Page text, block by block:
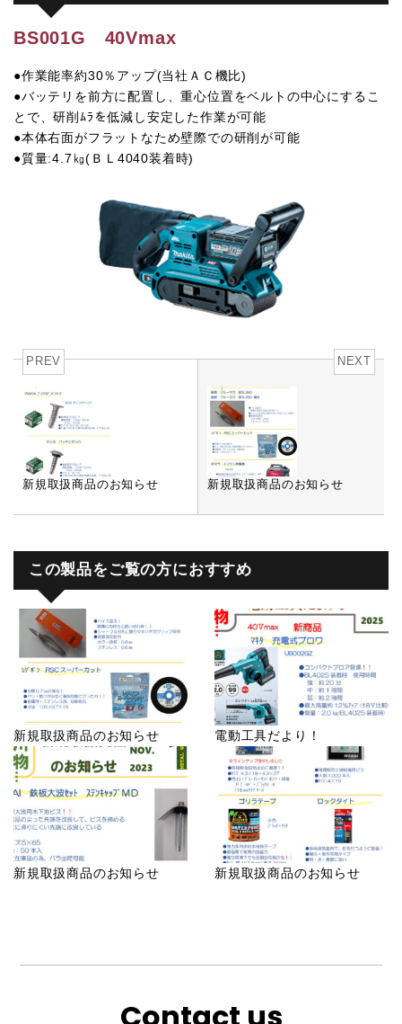
BS001G 40Vmax
●作業能率約30％アップ(当社ＡＣ機比)
●バッテリを前方に配置し、重心位置をベルトの中心にするこ
とで、研削ﾑﾗを低減し安定した作業が可能
●本体右面がフラットなため壁際での研削が可能
●質量:4.7㎏(ＢＬ4040装着時)
PREV
新規取扱商品のお知らせ
NEXT
新規取扱商品のお知らせ
この製品をご覧の方におすすめ
新規取扱商品のお知らせ 電動工具だより！
新規取扱商品のお知らせ 新規取扱商品のお知らせ